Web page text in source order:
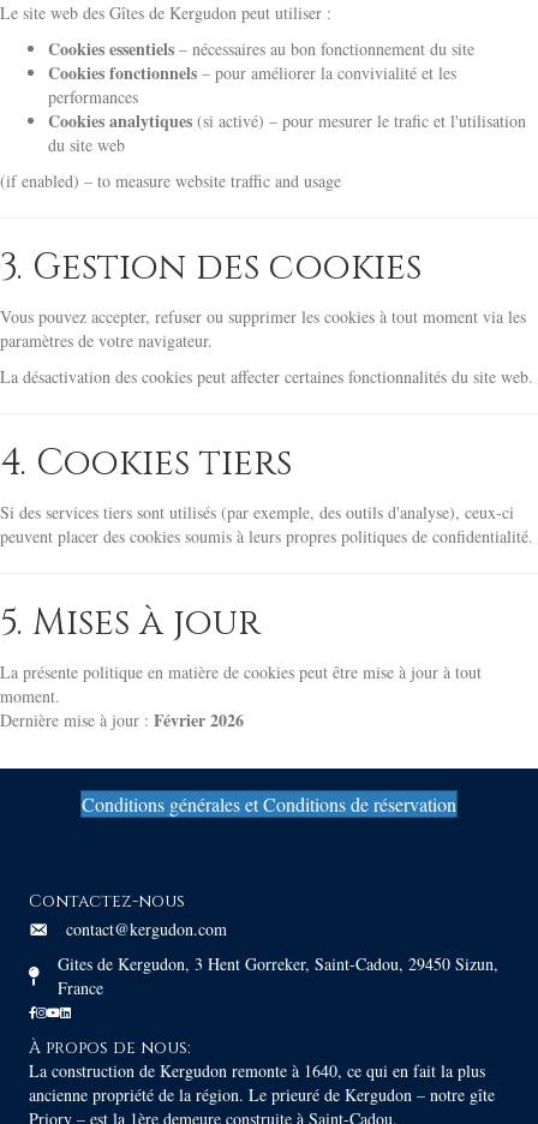
Le site web des Gîtes de Kergudon peut utiliser :
Cookies essentiels – nécessaires au bon fonctionnement du site
Cookies fonctionnels – pour améliorer la convivialité et les
performances
Cookies analytiques (si activé) – pour mesurer le trafic et l'utilisation
du site web
(if enabled) – to measure website traffic and usage
3. Gestion des cookies
Vous pouvez accepter, refuser ou supprimer les cookies à tout moment via les
paramètres de votre navigateur.
La désactivation des cookies peut affecter certaines fonctionnalités du site web.
4. Cookies tiers
Si des services tiers sont utilisés (par exemple, des outils d'analyse), ceux-ci
peuvent placer des cookies soumis à leurs propres politiques de confidentialité.
5. Mises à jour
La présente politique en matière de cookies peut être mise à jour à tout
moment.
Dernière mise à jour : Février 2026
Conditions générales et Conditions de réservation
Contactez-nous
contact@kergudon.com
Gites de Kergudon, 3 Hent Gorreker, Saint-Cadou, 29450 Sizun,
France
À propos de nous:
La construction de Kergudon remonte à 1640, ce qui en fait la plus
ancienne propriété de la région. Le prieuré de Kergudon – notre gîte
Priory – est la 1ère demeure construite à Saint-Cadou.